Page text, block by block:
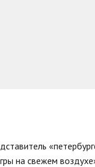
на свежем